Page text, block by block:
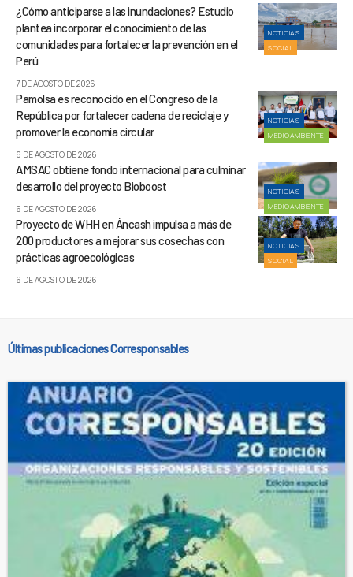
NOTICIAS
SOCIAL
¿Cómo anticiparse a las inundaciones? Estudio
plantea incorporar el conocimiento de las
comunidades para fortalecer la prevención en el
Perú
7 DE AGOSTO DE 2026
NOTICIAS
MEDIOAMBIENTE
Pamolsa es reconocido en el Congreso de la
República por fortalecer cadena de reciclaje y
promover la economía circular
6 DE AGOSTO DE 2026
NOTICIAS
MEDIOAMBIENTE
AMSAC obtiene fondo internacional para culminar
desarrollo del proyecto Bioboost
6 DE AGOSTO DE 2026
NOTICIAS
SOCIAL
Proyecto de WHH en Áncash impulsa a más de
200 productores a mejorar sus cosechas con
prácticas agroecológicas
6 DE AGOSTO DE 2026
Últimas publicaciones Corresponsables